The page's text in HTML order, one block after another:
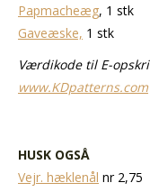
Papmacheæg, 1 stk
Gaveæske, 1 stk
Værdikode til E-
www.KDpatterns.com
HUSK OGSÅ
Vejr. hæklenål nr 2,75